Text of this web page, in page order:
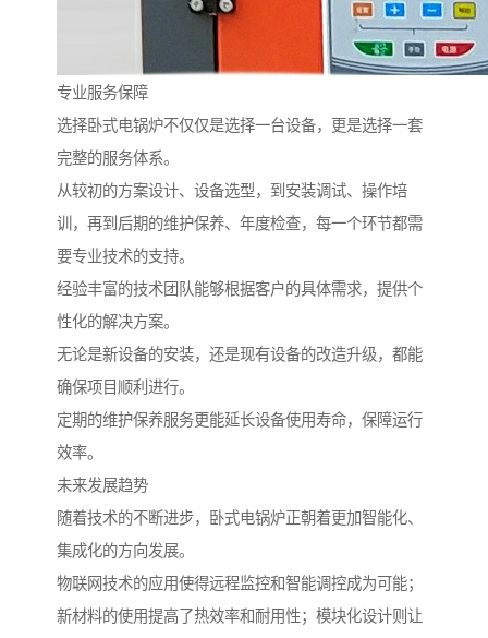
专业服务保障
选择卧式电锅炉不仅仅是选择一台设备，更是选择一套
完整的服务体系。
从较初的方案设计、设备选型，到安装调试、操作培
训，再到后期的维护保养、年度检查，每一个环节都需
要专业技术的支持。
经验丰富的技术团队能够根据客户的具体需求，提供个
性化的解决方案。
无论是新设备的安装，还是现有设备的改造升级，都能
确保项目顺利进行。
定期的维护保养服务更能延长设备使用寿命，保障运行
效率。
未来发展趋势
随着技术的不断进步，卧式电锅炉正朝着更加智能化、
集成化的方向发展。
物联网技术的应用使得远程监控和智能调控成为可能；
新材料的使用提高了热效率和耐用性；模块化设计则让